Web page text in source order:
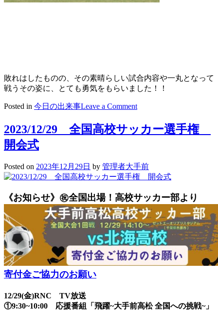
敗れはしたものの、その素晴らしい試合内容や一丸となって
戦うその姿に、とても勇気をもらいました！！
Posted in 今日の出来事Leave a Commenton
国
サ
ッ
ー
選
手
権
1
回
戦
夢
が
2023/12/29 全国高校サッカー選手権
開会式
Posted on 2023年12月29日 by 管理者大手前
《お知らせ》㊗全国出場！高校サッカー部より
寄付金ご協力のお願い
12/29(金)RNC TV放送
①9:30~10:00 応援番組「飛躍~大手前高松 全国への挑戦~」